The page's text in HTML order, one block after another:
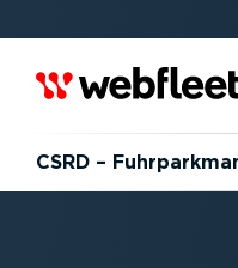
CSRD –